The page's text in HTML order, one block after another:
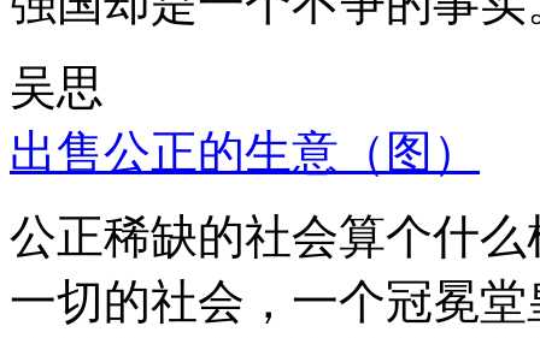
吴思
出售公正的生意（图）
公正稀缺的社会算个什
一切的社会，一个冠冕